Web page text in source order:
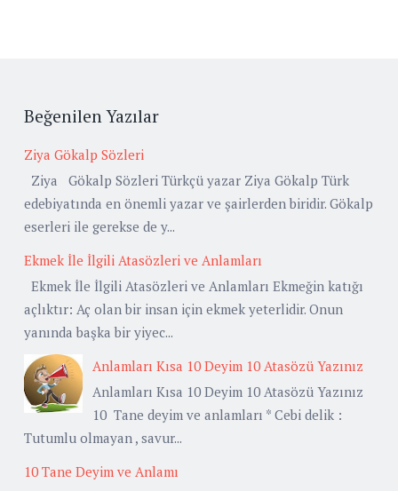
Beğenilen Yazılar
Ziya Gökalp Sözleri
Ziya Gökalp Sözleri Türkçü yazar Ziya Gökalp Türk
edebiyatında en önemli yazar ve şairlerden biridir. Gökalp
eserleri ile gerekse de y...
Ekmek İle İlgili Atasözleri ve Anlamları
Ekmek İle İlgili Atasözleri ve Anlamları Ekmeğin katığı
açlıktır: Aç olan bir insan için ekmek yeterlidir. Onun
yanında başka bir yiyec...
Anlamları Kısa 10 Deyim 10 Atasözü Yazınız
Anlamları Kısa 10 Deyim 10 Atasözü Yazınız
10 Tane deyim ve anlamları * Cebi delik :
Tutumlu olmayan , savur...
10 Tane Deyim ve Anlamı